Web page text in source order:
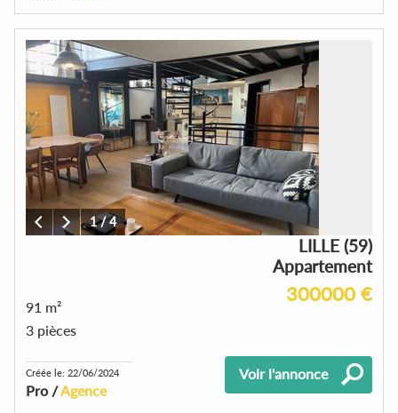
1/4
LILLE (59)
Appartement
300000 €
91 m²
3 pièces
Créée le: 22/06/2024
Pro /Agence
Voir l'annonce